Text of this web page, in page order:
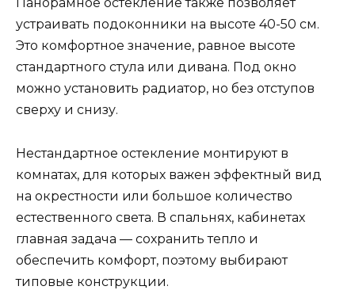
Панорамное остекление также позволяет
устраивать подоконники на высоте 40-50 см.
Это комфортное значение, равное высоте
стандартного стула или дивана. Под окно
можно установить радиатор, но без отступов
сверху и снизу.
Нестандартное остекление монтируют в
комнатах, для которых важен эффектный вид
на окрестности или большое количество
естественного света. В спальнях, кабинетах
главная задача — сохранить тепло и
обеспечить комфорт, поэтому выбирают
типовые конструкции.